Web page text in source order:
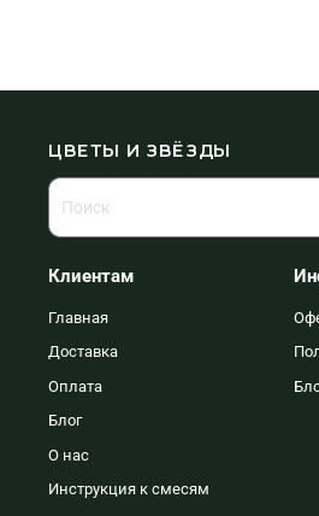
ЦВЕТЫ И ЗВЁЗДЫ
Клиентам
Главная
Доставка
Оплата
Блог
О нас
Инструкция к смесям